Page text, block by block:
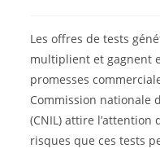
Les offres de tests
multiplient et gagnent
promesses
Commission nationale
(CNIL) attire l’attention
risques que ces tests